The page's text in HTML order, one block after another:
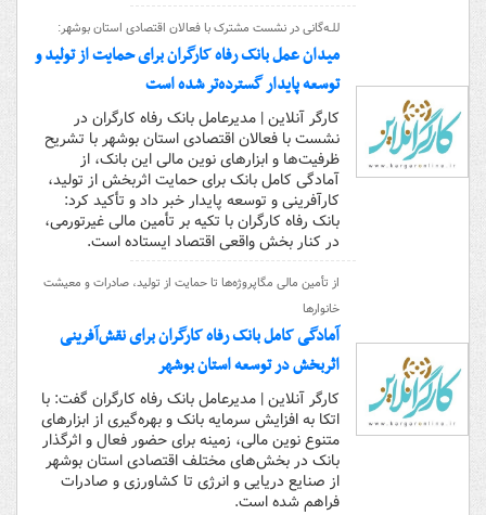
للـه‌گانی در نشست مشترک با فعالان اقتصادی استان بوشهر:
میدان عمل بانک رفاه کارگران برای حمایت از تولید و
توسعه پایدار گسترده‌تر شده است
کارگر آنلاین | مدیرعامل بانک رفاه کارگران در
نشست با فعالان اقتصادی استان بوشهر با تشریح
ظرفیت‌ها و ابزارهای نوین مالی این بانک، از
آمادگی کامل بانک برای حمایت اثربخش از تولید،
کارآفرینی و توسعه پایدار خبر داد و تأکید کرد:
بانک رفاه کارگران با تکیه بر تأمین مالی غیرتورمی،
در کنار بخش واقعی اقتصاد ایستاده است.
از تأمین مالی مگاپروژه‌ها تا حمایت از تولید، صادرات و معیشت
خانوارها
آمادگی کامل بانک رفاه کارگران برای نقش‌آفرینی
اثربخش در توسعه استان بوشهر
کارگر آنلاین | مدیرعامل بانک رفاه کارگران گفت: با
اتکا به افزایش سرمایه بانک و بهره‌گیری از ابزارهای
متنوع نوین مالی، زمینه برای حضور فعال و اثرگذار
بانک در بخش‌های مختلف اقتصادی استان بوشهر
از صنایع دریایی و انرژی تا کشاورزی و صادرات
فراهم شده است.